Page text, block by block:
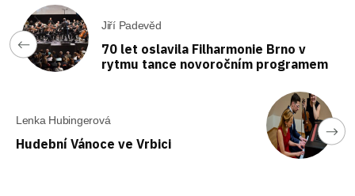
Jiří Padevěd
70 let oslavila Filharmonie Brno v
rytmu tance novoročním programem
Lenka Hubingerová
Hudební Vánoce ve Vrbici